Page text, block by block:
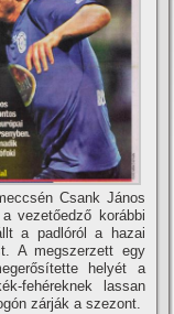
Csank János
vezetőedző korábbi
a padlóról a hazai
A megszerzett egy
helyét a
fehéreknek lassan
zárják a szezont.